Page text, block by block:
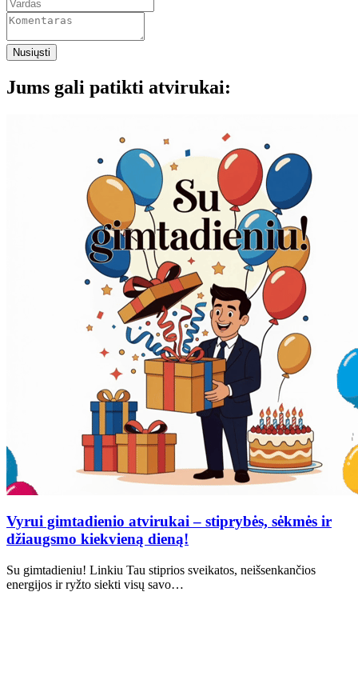
Nusiųsti
Jums gali patikti atvirukai:
Vyrui gimtadienio atvirukai – stiprybės, sėkmės ir
džiaugsmo kiekvieną dieną!
Su gimtadieniu! Linkiu Tau stiprios sveikatos, neišsenkančios
energijos ir ryžto siekti visų savo…